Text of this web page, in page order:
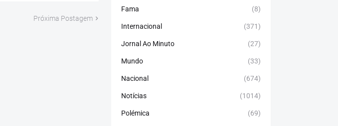
Próxima Postagem
Fama (8)
Internacional (371)
Jornal Ao Minuto (27)
Mundo (33)
Nacional (674)
Notícias (1014)
Polémica (69)